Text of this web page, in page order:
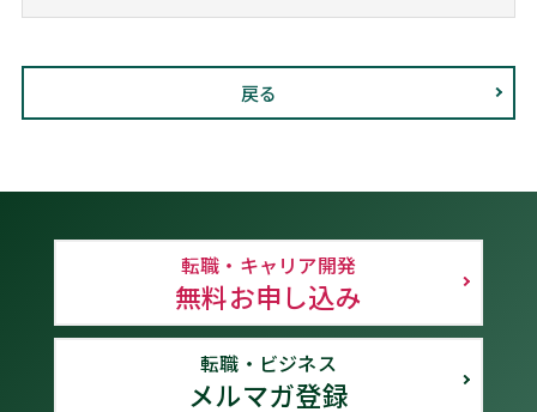
戻る
転職・キャリア開発
無料お申し込み
転職・ビジネス
メルマガ登録